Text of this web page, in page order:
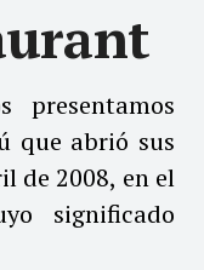
presentamos
que abrió sus
de 2008, en el
significado